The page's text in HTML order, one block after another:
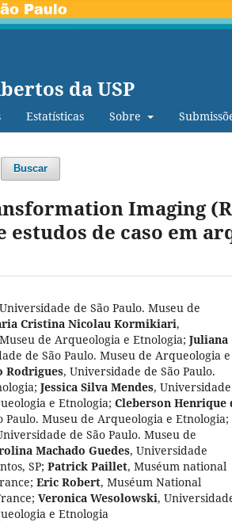
da USP
Estatísticas Sobre
Buscar
Imaging
estudos de caso em
Universidade de São Paulo. Museu de
Cristina Nicolau Kormikiari,
de Arqueologia e Etnologia; Juliana
de São Paulo. Museu de Arqueologia e
Rodrigues, Universidade de São Paulo.
; Jessica Silva Mendes, Universidade
e Etnologia; Cleberson Henrique
Paulo. Museu de Arqueologia e Etnologia;
de São Paulo. Museu de
Machado Guedes, Universidade
SP; Patrick Paillet, Muséum national
; Eric Robert, Muséum National
; Veronica Wesolowski,
e Etnologia